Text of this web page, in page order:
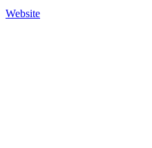
Website